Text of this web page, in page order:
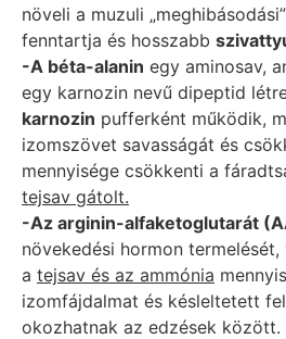
növeli a muzuli
fenntartja és hosszabb
-A béta-alanin egy aminosav,
egy karnozin nevű dipeptid
karnozin pufferként működik,
izomszövet savasságát és
mennyisége csökkenti a
tejsav gátolt.
-Az arginin-alfaketoglutarát
növekedési hormon
a tejsav és az ammónia
izomfájdalmat és késleltetett
okozhatnak az edzések között.